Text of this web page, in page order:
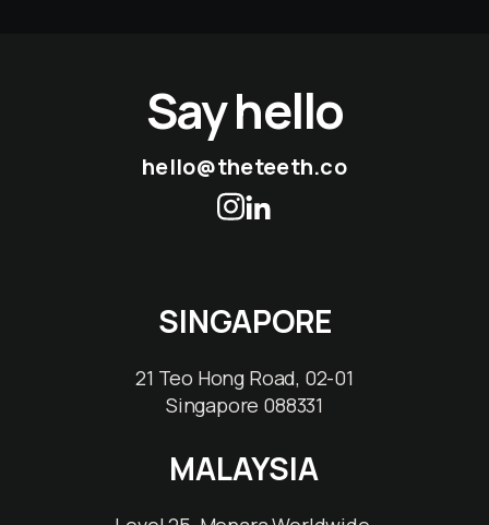
Say hello
hello@theteeth.co
SINGAPORE
21 Teo Hong Road, 02-01
Singapore 088331
MALAYSIA